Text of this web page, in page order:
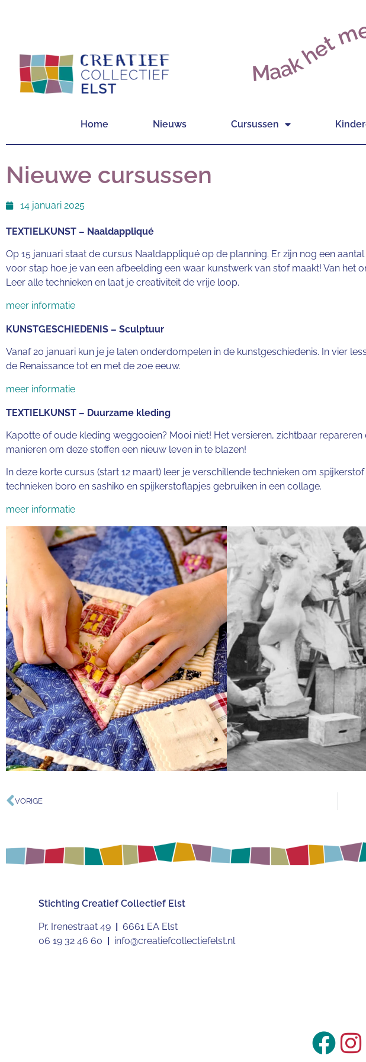
Maak het
Home Nieuws Cursussen
Nieuwe cursussen
14 januari 2025
TEXTIELKUNST – Naaldappliqué
Op 15 januari staat de cursus Naaldappliqué op de planning. Er zijn nog een
voor stap hoe je van een afbeelding een waar kunstwerk van stof maakt! Van het
Leer alle technieken en laat je creativiteit de vrije loop.
meer informatie
KUNSTGESCHIEDENIS – Sculptuur
Vanaf 20 januari kun je je laten onderdompelen in de kunstgeschiedenis. In vier
de Renaissance tot en met de 20e eeuw.
meer informatie
TEXTIELKUNST – Duurzame kleding
Kapotte of oude kleding weggooien? Mooi niet! Het versieren, zichtbaar
manieren om deze stoffen een nieuw leven in te blazen!
In deze korte cursus (start 12 maart) leer je verschillende technieken om
technieken boro en sashiko en spijkerstoflapjes gebruiken in een collage.
meer informatie
VORIGE
Stichting Creatief Collectief Elst
Pr. Irenestraat 49
6661 EA Elst
06 19 32 46 60
info@creatiefcollectiefelst.nl